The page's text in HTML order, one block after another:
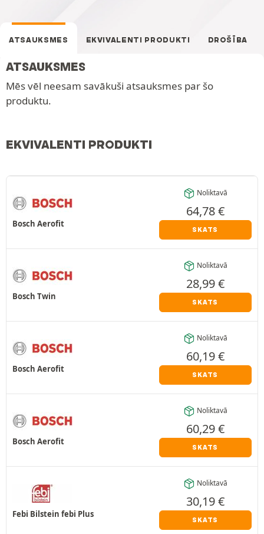
ATSAUKSMES EKVIVALENTI PRODUKTI DROŠĪBA
ATSAUKSMES
Mēs vēl neesam savākuši atsauksmes par šo
produktu.
EKVIVALENTI PRODUKTI
Bosch Aerofit
Noliktavā
64,78€
SKATS
Bosch Twin
Noliktavā
28,99€
SKATS
Bosch Aerofit
Noliktavā
60,19€
SKATS
Bosch Aerofit
Noliktavā
60,29€
SKATS
Febi Bilstein febi Plus
Noliktavā
30,19€
SKATS